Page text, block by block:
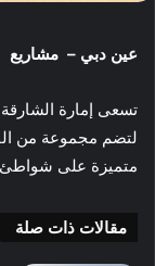
عين دبي – مشاريع
تسعى إمارة
لتضم مجموعة من
متميزة على شواطئ
مقالات ذات صلة